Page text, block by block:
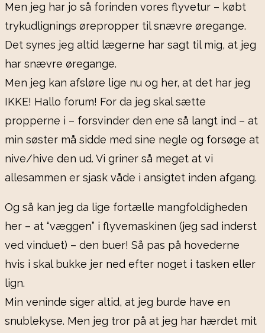
Men jeg har jo så forinden vores flyvetur – købt
trykudlignings ørepropper til snævre øregange.
Det synes jeg altid lægerne har sagt til mig, at jeg
har snævre øregange.
Men jeg kan afsløre lige nu og her, at det har jeg
IKKE! Hallo forum! For da jeg skal sætte
propperne i – forsvinder den ene så langt ind – at
min søster må sidde med sine negle og forsøge at
nive/hive den ud. Vi griner så meget at vi
allesammen er sjask våde i ansigtet inden afgang.
Og så kan jeg da lige fortælle mangfoldigheden
her – at “væggen” i flyvemaskinen (jeg sad inderst
ved vinduet) – den buer! Så pas på hovederne
hvis i skal bukke jer ned efter noget i tasken eller
lign.
Min veninde siger altid, at jeg burde have en
snublekyse. Men jeg tror på at jeg har hærdet mit